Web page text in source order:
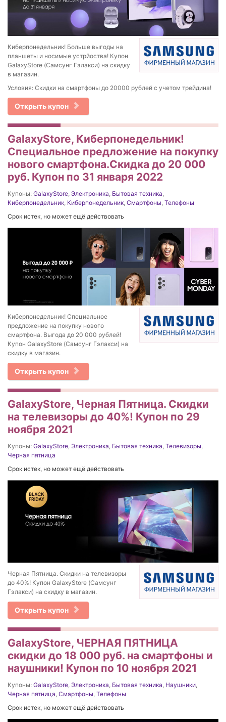
Киберпонедельник! Больше выгоды на
планшеты и носимые устрйоства! Купон
GalaxyStore (Самсунг Гэлакси) на скидку
в магазин.
Условия: Скидки на смартфоны до 20000 рублей с учетом трейдина!
Открыть купон
GalaxyStore, Киберпонедельник!
Специальное предложение на покупку
нового смартфона.Скидка до 20 000
руб. Купон по 31 января 2022
Купоны: GalaxyStore Электроника Бытовая техника
Киберпонедельник Киберпонедельник Смартфоны Телефоны
Срок истек, но может ещё действовать
Киберпонедельник! Специальное
предложение на покупку нового
смартфона. Выгода до 20 000 рублей!
Купон GalaxyStore (Самсунг Гэлакси) на
скидку в магазин.
Открыть купон
GalaxyStore, Черная Пятница. Скидки
на телевизоры до 40%! Купон по 29
ноября 2021
Купоны: GalaxyStore, Электроника, Бытовая техника, Телевизоры,
Черная пятница
Срок истек, но может ещё действовать
Черная Пятница. Скидки на телевизоры
до 40%! Купон GalaxyStore (Самсунг
Гэлакси) на скидку в магазин.
Открыть купон
GalaxyStore, ЧЕРНАЯ ПЯТНИЦА
скидки до 18 000 руб. на смартфоны и
наушники! Купон по 10 ноября 2021
Купоны: GalaxyStore Электроника Бытовая техника Наушники
Черная пятница Смартфоны Телефоны
Срок истек, но может ещё действовать